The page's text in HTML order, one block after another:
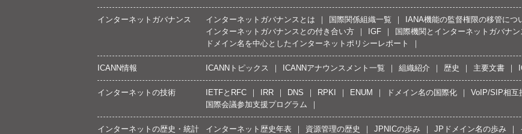
インターネットガバナンス インターネットガバナンスとは 国際関係組織一覧 IANA機能の監督権限の移管につ
インターネットガバナンスとの付き合い方
IGF 国際機関とインターネットガバナン
ドメイン名を中心としたインターネットポリシーレポート
ICANN情報 ICANNトピックス ICANNアナウンスメント一覧 組織紹介 歴史 主要文書
インターネットの技術 IETFとRFC IRR DNS RPKI ENUM ドメイン名の国際化 VoIP/SIP相互
国際会議参加支援プログラム
インターネットの歴史・統計 インターネット歴史年表 資源管理の歴史 JPNICの歩み JPドメイン名の歩み